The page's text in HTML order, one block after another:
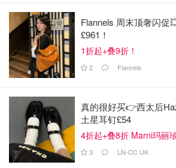
☑️ 除了打豆浆，还有几个别的模式可以
☑️ 干豆湿豆都可以打
☑️ 清洗方便，加热均匀不容易糊锅。
不过，这款豆浆机也有一些缺点：
❌ 不太喜欢这款豆浆机的盖子的设计，
太方便，要是能有个拉手或者扣手的地
Flannels 周末顶奢闪促
£961！
1折起+叠9折！
2 Flannels
真的很好买👉西太后
土星耳钉£54
4折起+叠8折 Marni玛丽
3 LN-CC UK